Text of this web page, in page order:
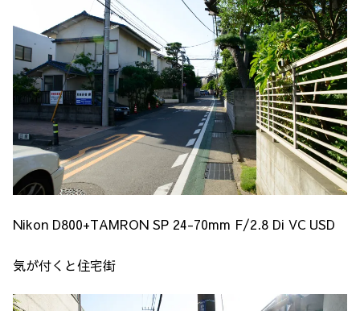
Nikon D800+TAMRON SP 24-70mm F/2.8 Di VC USD
気が付くと住宅街